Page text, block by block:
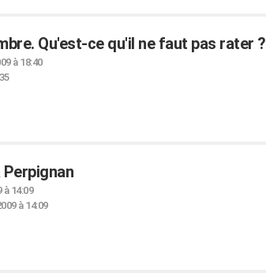
Qu'est-ce qu'il ne faut pas rater ?
à 18:40
à 14:09
à 14:09